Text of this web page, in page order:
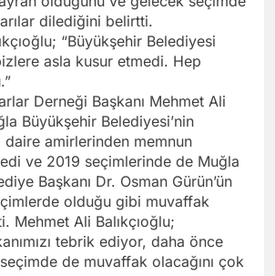
dilediğini belirtti.
“Büyükşehir Belediyesi
asla kusur etmedi. Hep
Derneği Başkanı Mehmet Ali
Büyükşehir Belediyesi’nin
amirlerinden memnun
ve 2019 seçimlerinde de Muğla
Başkanı Dr. Osman Gürün’ün
olduğu gibi muvaffak
Mehmet Ali Balıkçıoğlu;
tebrik ediyor, daha önce
de muvaffak olacağını çok